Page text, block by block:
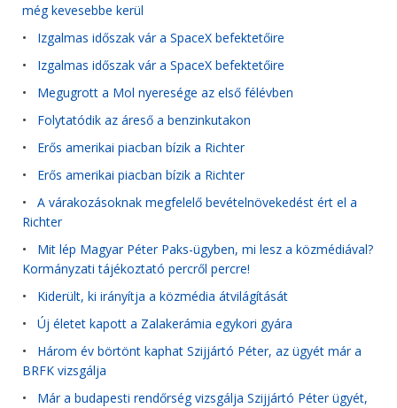
még kevesebbe kerül
• Izgalmas időszak vár a SpaceX befektetőire
• Izgalmas időszak vár a SpaceX befektetőire
• Megugrott a Mol nyeresége az első félévben
• Folytatódik az áreső a benzinkutakon
• Erős amerikai piacban bízik a Richter
• Erős amerikai piacban bízik a Richter
• A várakozásoknak megfelelő bevételnövekedést ért el a
Richter
• Mit lép Magyar Péter Paks-ügyben, mi lesz a közmédiával?
Kormányzati tájékoztató percről percre!
• Kiderült, ki irányítja a közmédia átvilágítását
• Új életet kapott a Zalakerámia egykori gyára
• Három év börtönt kaphat Szijjártó Péter, az ügyét már a
BRFK vizsgálja
• Már a budapesti rendőrség vizsgálja Szijjártó Péter ügyét,